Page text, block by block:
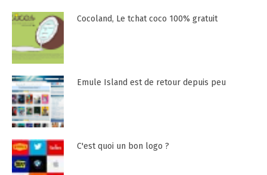
Cocoland, Le tchat coco 100% gratuit
Emule Island est de retour depuis peu
C'est quoi un bon logo ?